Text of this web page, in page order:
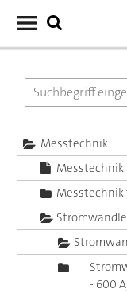
Messtechnik
Messtechnik
Messtechnik
- 600